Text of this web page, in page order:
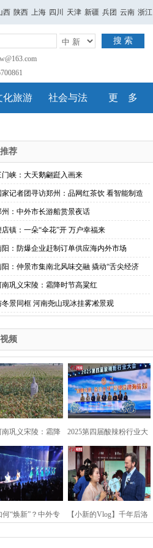
西 陕西 上海 四川 天津 新疆 兵团 云南 浙江
搜 索
化旅游 社会与法 更 多
荐
门峡：大天鹅翩跹入画来
家记者团寻访郑州：品网红茶饮 看智能制造
州：中外市长游船赏景夜话
镇：一朵“伞花”开 万户幸福来
阳：防爆企业赶制订单供应海内外市场
阳：仲景市集南北风味交融 撬动“舌尖经济
南巩义宋陵：霜降时节高粱红
冬景同框 河南尧山现冰挂雾凇景观
频
南巩义宋陵：霜降
时节高粱红
2025第四届酸辣粉行业大
会在河南开封举行
何“焕新”？中外专 【小新的Vlog】千年后洛